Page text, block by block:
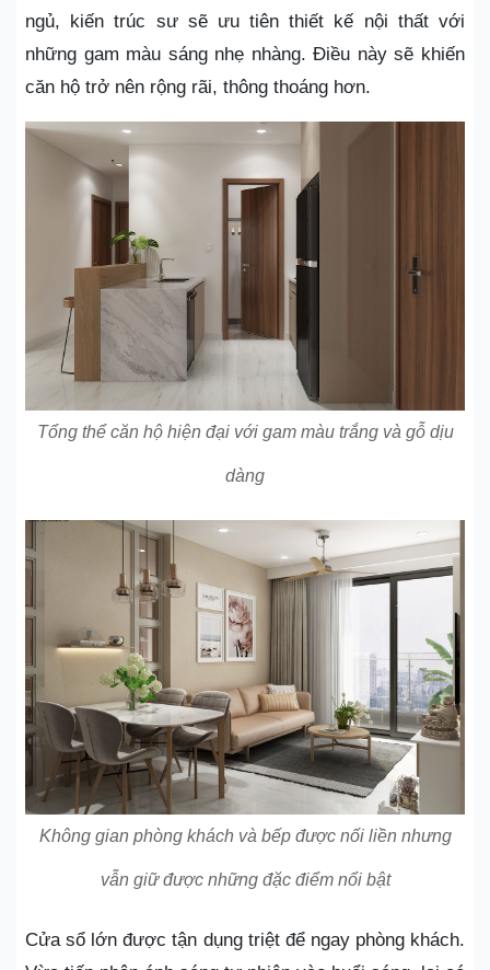
ngủ, kiến trúc sư sẽ ưu tiên thiết kế nội thất với
những gam màu sáng nhẹ nhàng. Điều này sẽ khiến
căn hộ trở nên rộng rãi, thông thoáng hơn.
Tổng thể căn hộ hiện đại với gam màu trắng và gỗ dịu
dàng
Không gian phòng khách và bếp được nối liền nhưng
vẫn giữ được những đặc điểm nổi bật
Cửa sổ lớn được tận dụng triệt để ngay phòng khách.